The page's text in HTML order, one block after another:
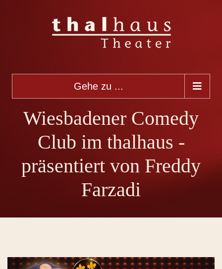
Gehe zu ...
Wiesbadener Comedy
Club im thalhaus -
präsentiert von Freddy
Farzadi